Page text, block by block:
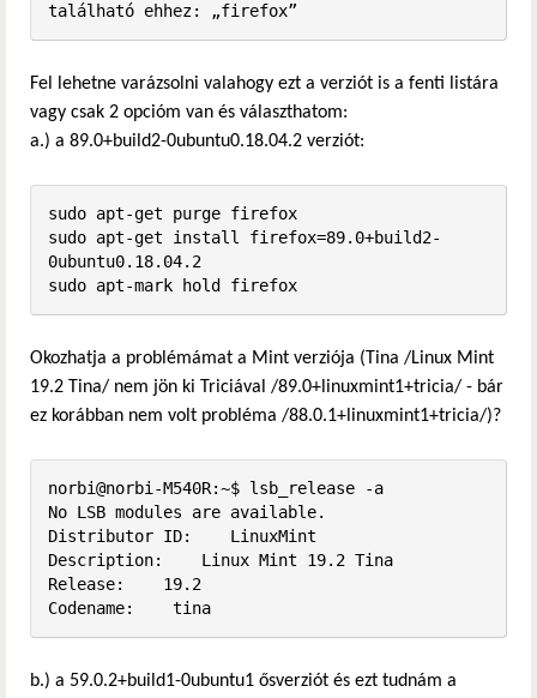
található ehhez: „firefox”
Fel lehetne varázsolni valahogy ezt a verziót is a fenti listára
vagy csak 2 opcióm van és választhatom:
a.) a 89.0+build2-0ubuntu0.18.04.2 verziót:
sudo apt-get purge firefox
sudo apt-get install firefox=89.0+build2-
0ubuntu0.18.04.2
sudo apt-mark hold firefox
Okozhatja a problémámat a Mint verziója (Tina /Linux Mint
19.2 Tina/ nem jön ki Triciával /89.0+linuxmint1+tricia/ - bár
ez korábban nem volt probléma /88.0.1+linuxmint1+tricia/)?
norbi@norbi-M540R:~$ lsb_release -a
No LSB modules are available.
Distributor ID:    LinuxMint
Description:    Linux Mint 19.2 Tina
Release:    19.2
Codename:    tina
b.) a 59.0.2+build1-0ubuntu1 ősverziót és ezt tudnám a